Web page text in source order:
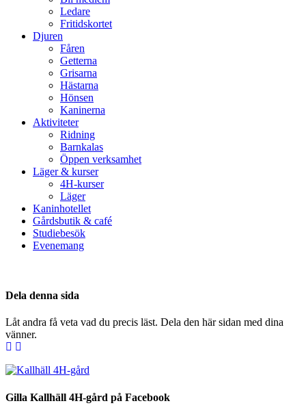
Ledare
Fritidskortet
Djuren
Fåren
Getterna
Grisarna
Hästarna
Hönsen
Kaninerna
Aktiviteter
Ridning
Barnkalas
Öppen verksamhet
Läger & kurser
4H-kurser
Läger
Kaninhotellet
Gårdsbutik & café
Studiebesök
Evenemang
Dela denna sida
Låt andra få veta vad du precis läst. Dela den här sidan med dina
vänner.
Gilla Kallhäll 4H-gård på Facebook